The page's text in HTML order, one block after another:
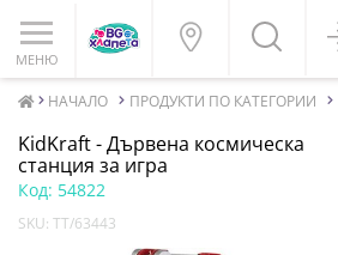
МЕНЮ
НАЧАЛО ПРОДУКТИ ПО КАТЕГОРИИ
KidKraft - Дървена космическа
станция за игра
Код: 54822
SKU: TT/63443